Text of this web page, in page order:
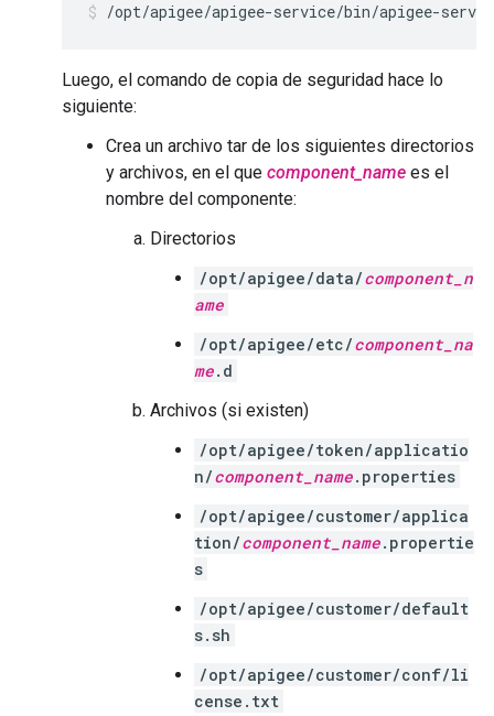
/opt/apigee/apigee-service/bin/apigee-
Luego, el comando de copia de seguridad hace lo
siguiente:
Crea un archivo tar de los siguientes directorios
y archivos, en el que component_name es el
nombre del componente:
Directorios
/opt/apigee/data/component_n
ame
/opt/apigee/etc/component_na
me.d
Archivos (si existen)
/opt/apigee/token/applicatio
n/component_name.properties
/opt/apigee/customer/applica
tion/component_name.propertie
s
/opt/apigee/customer/default
s.sh
/opt/apigee/customer/conf/li
cense.txt